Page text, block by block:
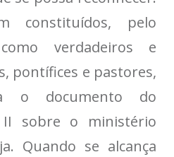
constituídos, pelo
verdadeiros e
pontífices e pastores,
o documento do
II sobre o ministério
Quando se alcança